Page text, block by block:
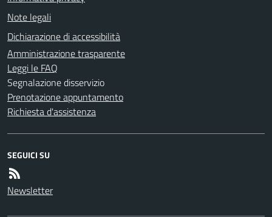
Note legali
Dichiarazione di accessibilità
Amministrazione trasparente
Leggi le FAQ
Segnalazione disservizio
Prenotazione appuntamento
Richiesta d'assistenza
SEGUICI SU
Newsletter